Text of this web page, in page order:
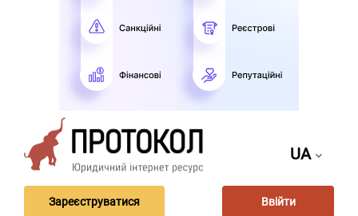
UA
Зареєструватися Ввійти